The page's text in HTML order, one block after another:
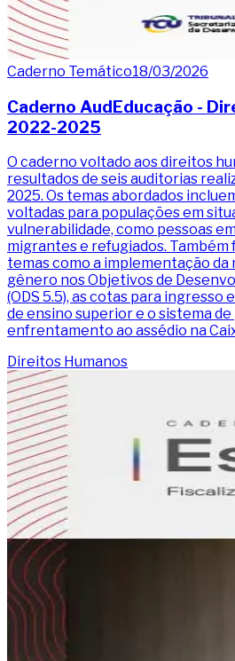
Caderno Temático18/03/2026
Caderno AudEducação -
2022-2025
O caderno voltado aos direitos
resultados de seis auditorias
2025. Os temas abordados
voltadas para populações em
vulnerabilidade, como pessoas
migrantes e refugiados. Também
temas como a implementação da
gênero nos Objetivos de
(ODS 5.5), as cotas para
de ensino superior e o sistema
enfrentamento ao assédio na
Direitos Humanos